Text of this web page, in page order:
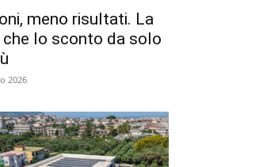
meno risultati. La
che lo sconto da solo
2026